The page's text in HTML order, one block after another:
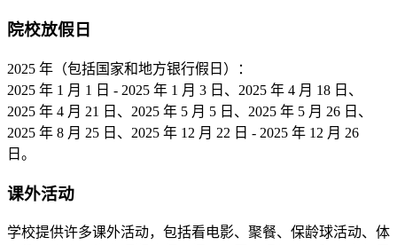
院校放假日
2025 年（包括国家和地方银行假日）：
2025 年 1 月 1 日 - 2025 年 1 月 3 日、2025 年 4 月 18 日、
2025 年 4 月 21 日、2025 年 5 月 5 日、2025 年 5 月 26 日、
2025 年 8 月 25 日、2025 年 12 月 22 日 - 2025 年 12 月 26
日。
课外活动
学校提供许多课外活动，包括看电影、聚餐、保龄球活动、体